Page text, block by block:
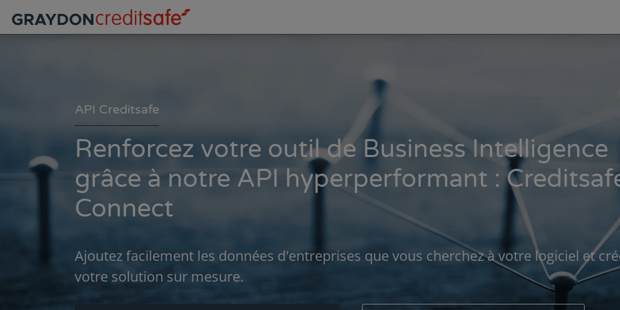
API Creditsafe
Renforcez votre outil de Business Intelligence
grâce à notre API hyperperformant :
Connect
Ajoutez facilement les données d'entreprises que vous cherchez à votre logiciel et
votre solution sur mesure.